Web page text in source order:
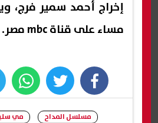
مساء على قناة mbc مصر.
facebook
twitter
whats
مسلسل المداح مي